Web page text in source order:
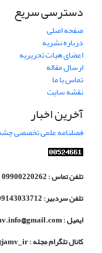
دسترسی سریع
صفحه اصلی
درباره نشریه
اعضای هیات تحریریه
ارسال مقاله
تماس با ما
نقشه سایت
آخرین اخبار
فصلنامه علمی تخصصی
تلفن تماس : 09900220262
تلفن سردبیر: 09143033712
ایمیل : jamv.info@gmail.com
کانال تلگرام مجله : jamv_ir@